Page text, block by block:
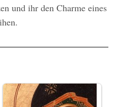
und ihr den Charme eines